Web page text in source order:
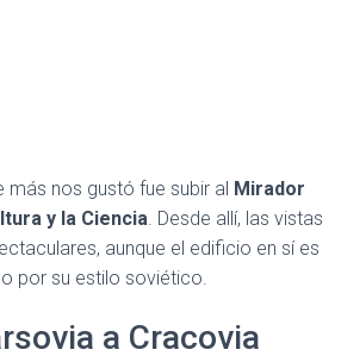
más nos gustó fue subir al Mirador
y la Ciencia . Desde allí, las vistas
aunque el edificio en sí es
por su estilo soviético.
a Cracovia